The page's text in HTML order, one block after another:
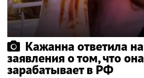
Кажанна ответила на
заявления о том, что она
зарабатывает в РФ